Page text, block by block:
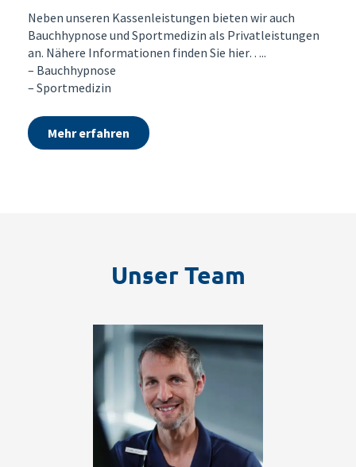
Neben unseren Kassenleistungen bieten wir auch
Bauchhypnose und Sportmedizin als Privatleistungen
an. Nähere Informationen finden Sie hier…..
– Bauchhypnose
– Sportmedizin
Mehr erfahren
Unser Team